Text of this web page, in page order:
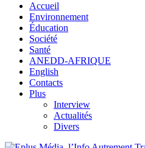
Accueil
Environnement
Éducation
Société
Santé
ANEDD-AFRIQUE
English
Contacts
Plus
Interview
Actualités
Divers